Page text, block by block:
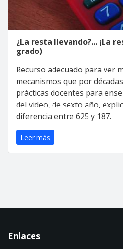
¿La resta llevando?... ¡La
grado)
Recurso adecuado para ver
mecanismos que por
prácticas docentes para
del video, de sexto año,
diferencia entre 625 y 187.
Leer más
Enlaces